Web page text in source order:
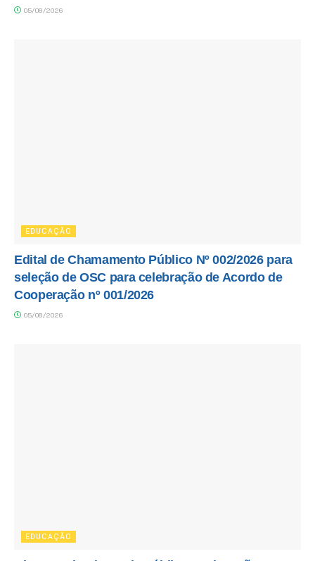
05/08/2026
EDUCAÇÃO
Edital de Chamamento Público Nº 002/2026 para
seleção de OSC para celebração de Acordo de
Cooperação nº 001/2026
05/08/2026
EDUCAÇÃO